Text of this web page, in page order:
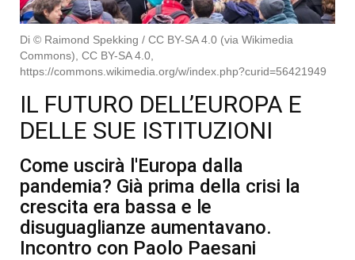
Di © Raimond Spekking / CC BY-SA 4.0 (via Wikimedia
Commons), CC BY-SA 4.0,
https://commons.wikimedia.org/w/index.php?curid=56421949
IL FUTURO DELL’EUROPA E
DELLE SUE ISTITUZIONI
Come uscirà l'Europa dalla
pandemia? Già prima della crisi la
crescita era bassa e le
disuguaglianze aumentavano.
Incontro con Paolo Paesani